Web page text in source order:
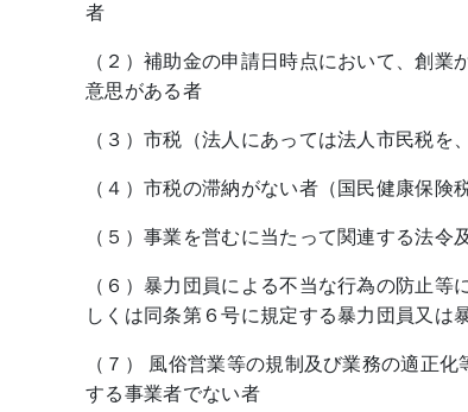
者
（２）補助金の申請日時点において、創
意思がある者
（３）市税（法人にあっては法人市民税
（４）市税の滞納がない者（国民健康保険
（５）事業を営むに当たって関連する法令
（６）暴力団員による不当な行為の防止
しくは同条第６号に規定する暴力団員又は
（７） 風俗営業等の規制及び業務の適正
する事業者でない者